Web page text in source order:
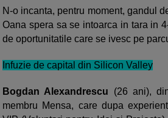
N-o incanta, pentru moment, gandul
Oana spera sa se intoarca in tara in
de oportunitatile care se ivesc pe
Infuzie de capital din Silicon Valley
Bogdan Alexandrescu (26 ani),
membru Mensa, care dupa